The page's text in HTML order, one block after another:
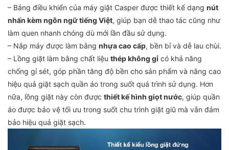
– Bảng điều khiển của máy giặt Casper được thiết kế dạng nút
nhấn kèm ngôn ngữ tiếng Việt, giúp bạn dễ thao tác cũng như
làm quen nhanh chóng dù mới lần đầu sử dụng.
– Nắp máy được làm bằng nhựa cao cấp, bền bỉ và dễ lau chùi.
– Lồng giặt làm bằng chất liệu thép không gỉ có khả năng
chống gỉ sét, góp phần tăng độ bền cho sản phẩm và nâng cao
hiệu quả giặt sạch quần áo trong suốt quá trình sử dụng. Hơn
nữa, lồng giặt này còn được thiết kế hình giọt nước, giúp quần
áo được bảo vệ tối ưu trong suốt chu trình giặt giũ mà vẫn đảm
bảo hiệu quả giặt sạch.